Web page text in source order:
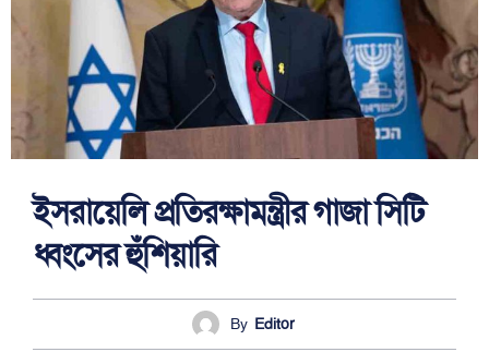
ইসরায়েলি প্রতিরক্ষামন্ত্রীর গাজা সিটি
ধ্বংসের হুঁশিয়ারি
By Editor